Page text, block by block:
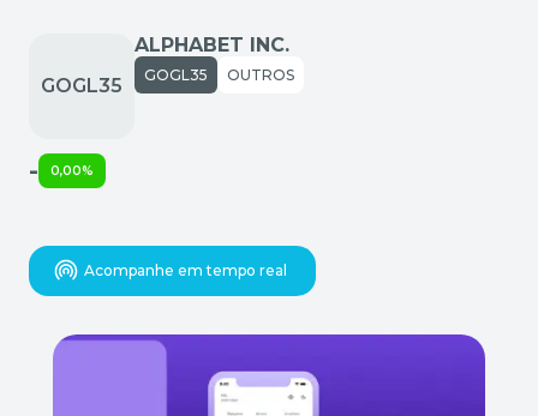
ALPHABET INC.
GOGL35 OUTROS
Acompanhe em tempo real
- 0,00%